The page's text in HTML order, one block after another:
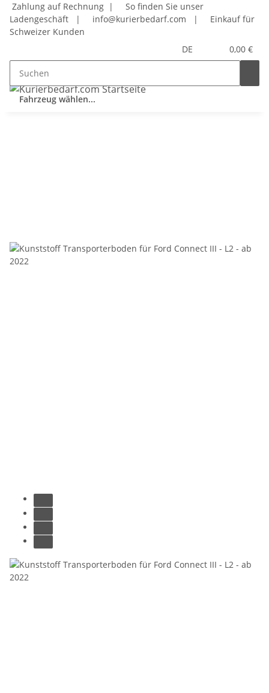
Zahlung auf Rechnung |
So finden Sie unser
Ladengeschäft
| info@kurierbedarf.com |
Einkauf für
Schweizer Kunden
DE
0,00 €
Fahrzeug wählen...